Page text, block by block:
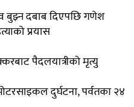
बुझ्न दबाब दिएपछि गणेश
प्रयास
पैदलयात्रीको मृत्यु
दुर्घटना, पर्वतका २४